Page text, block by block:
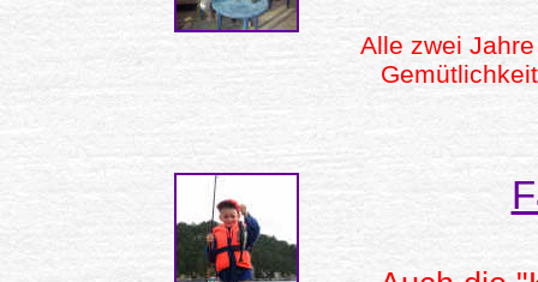
Alle zwei